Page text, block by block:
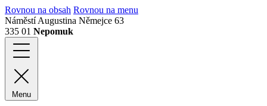
Rovnou na obsah Rovnou na menu
Náměstí Augustina Němejce 63
335 01 Nepomuk
Menu